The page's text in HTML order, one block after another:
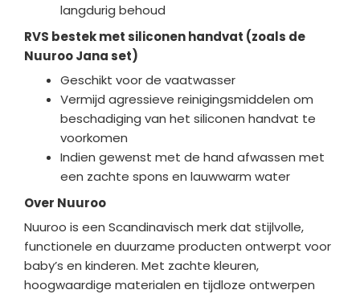
langdurig behoud
RVS bestek met siliconen handvat (zoals de
Nuuroo Jana set)
Geschikt voor de vaatwasser
Vermijd agressieve reinigingsmiddelen om
beschadiging van het siliconen handvat te
voorkomen
Indien gewenst met de hand afwassen met
een zachte spons en lauwwarm water
Over Nuuroo
Nuuroo is een Scandinavisch merk dat stijlvolle,
functionele en duurzame producten ontwerpt voor
baby’s en kinderen. Met zachte kleuren,
hoogwaardige materialen en tijdloze ontwerpen